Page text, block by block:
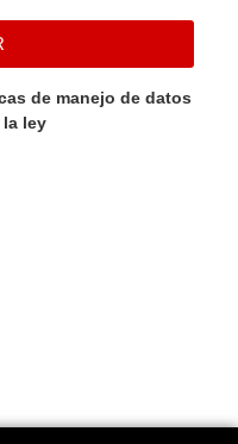
de manejo de datos
ley